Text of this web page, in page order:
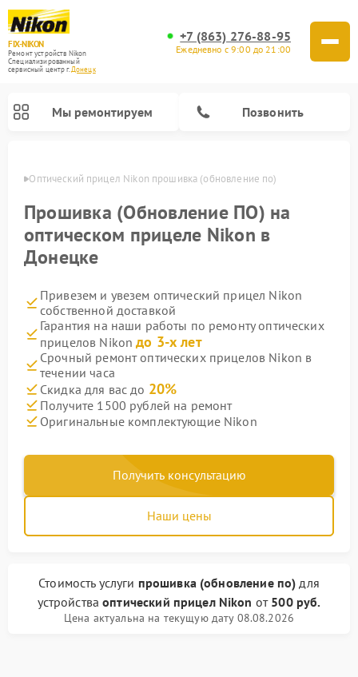
FIX-NIKON
Ремонт устройств Nikon
Специализированный
cервисный центр г.Донецк
+7 (863) 276-88-95
Ежедневно с 9:00 до 21:00
Мы ремонтируем Позвонить
Оптический прицел Nikon прошивка (обновление по)
Прошивка (Обновление ПО) на
оптическом прицеле Nikon в
Донецке
Привезем и увезем оптический прицел Nikon
собственной доставкой
Гарантия на наши работы по ремонту оптических
прицелов Nikonдо 3-х лет
Срочный ремонт оптических прицелов Nikon в
течении часа
Скидка для вас до 20%
Получите 1500 рублей на ремонт
Оригинальные комплектующие Nikon
Получить консультацию
Наши цены
Стоимость услуги прошивка (обновление по) для
устройстваоптический прицел Nikon от 500 руб.
Цена актуальна на текущую дату 08.08.2026